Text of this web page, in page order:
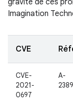
gravité de ces
Imagination
CVE
CVE-
2021-
0697
A-